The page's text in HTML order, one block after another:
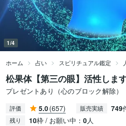
1/4
ホーム 占い スピリチュアル鑑定
松果体【第三の眼】活性しま
プレゼントあり（心のブロック解除）
評価 5.0(657) 販売実績 749
残り 10枠 / お願い中： 0人